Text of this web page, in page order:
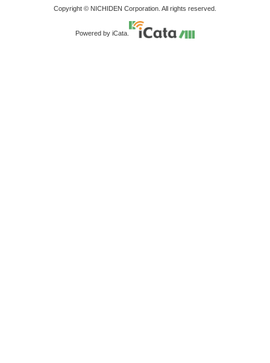
Copyright © NICHIDEN Corporation. All rights reserved.
Powered by iCata.